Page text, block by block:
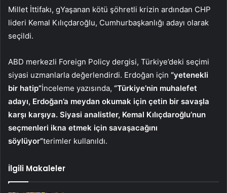
Millet İttifakı, gYaşanan kötü şöhretli krizin ardından CHP
lideri Kemal Kılıçdaroğlu, Cumhurbaşkanlığı adayı olarak
seçildi.
ABD merkezli Foreign Policy dergisi, Türkiye’deki seçimi
siyasi uzmanlarla değerlendirdi. Erdoğan için “yetenekli
bir hatip”İnceleme yazısında, “Türkiye’nin muhalefet
adayı, Erdoğan’a meydan okumak için çetin bir savaşla
karşı karşıya. Siyasi analistler, Kemal Kılıçdaroğlu’nun
seçmenleri ikna etmek için savaşacağını
söylüyor”terimler kullanıldı.
İlgili Makaleler